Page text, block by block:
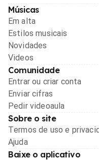
Músicas
Em alta
Estilos musicais
Novidades
Videos
Comunidade
Entrar ou criar conta
Enviar cifras
Pedir videoaula
Sobre o site
Termos de uso e
Ajuda
Baixe o aplicativo